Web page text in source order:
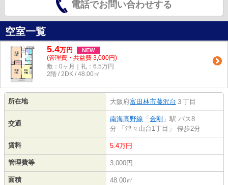
電話でお問い合わせする
空室一覧
5.4万円 NEW
(管理費・共益費 3,000円)
敷：0ヶ月｜礼：6.5万円
2階 / 2DK / 48.00㎡
所在地 大阪府富田林市藤沢台 ３丁目
交通
南海高野線 「 金剛 」駅 バス8
分 「津々山台1丁目」 停歩2分
賃料 5.4万円
管理費等 3,000円
面積 48.00㎡